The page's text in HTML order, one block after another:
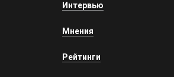
Интервью
Мнения
Рейтинги